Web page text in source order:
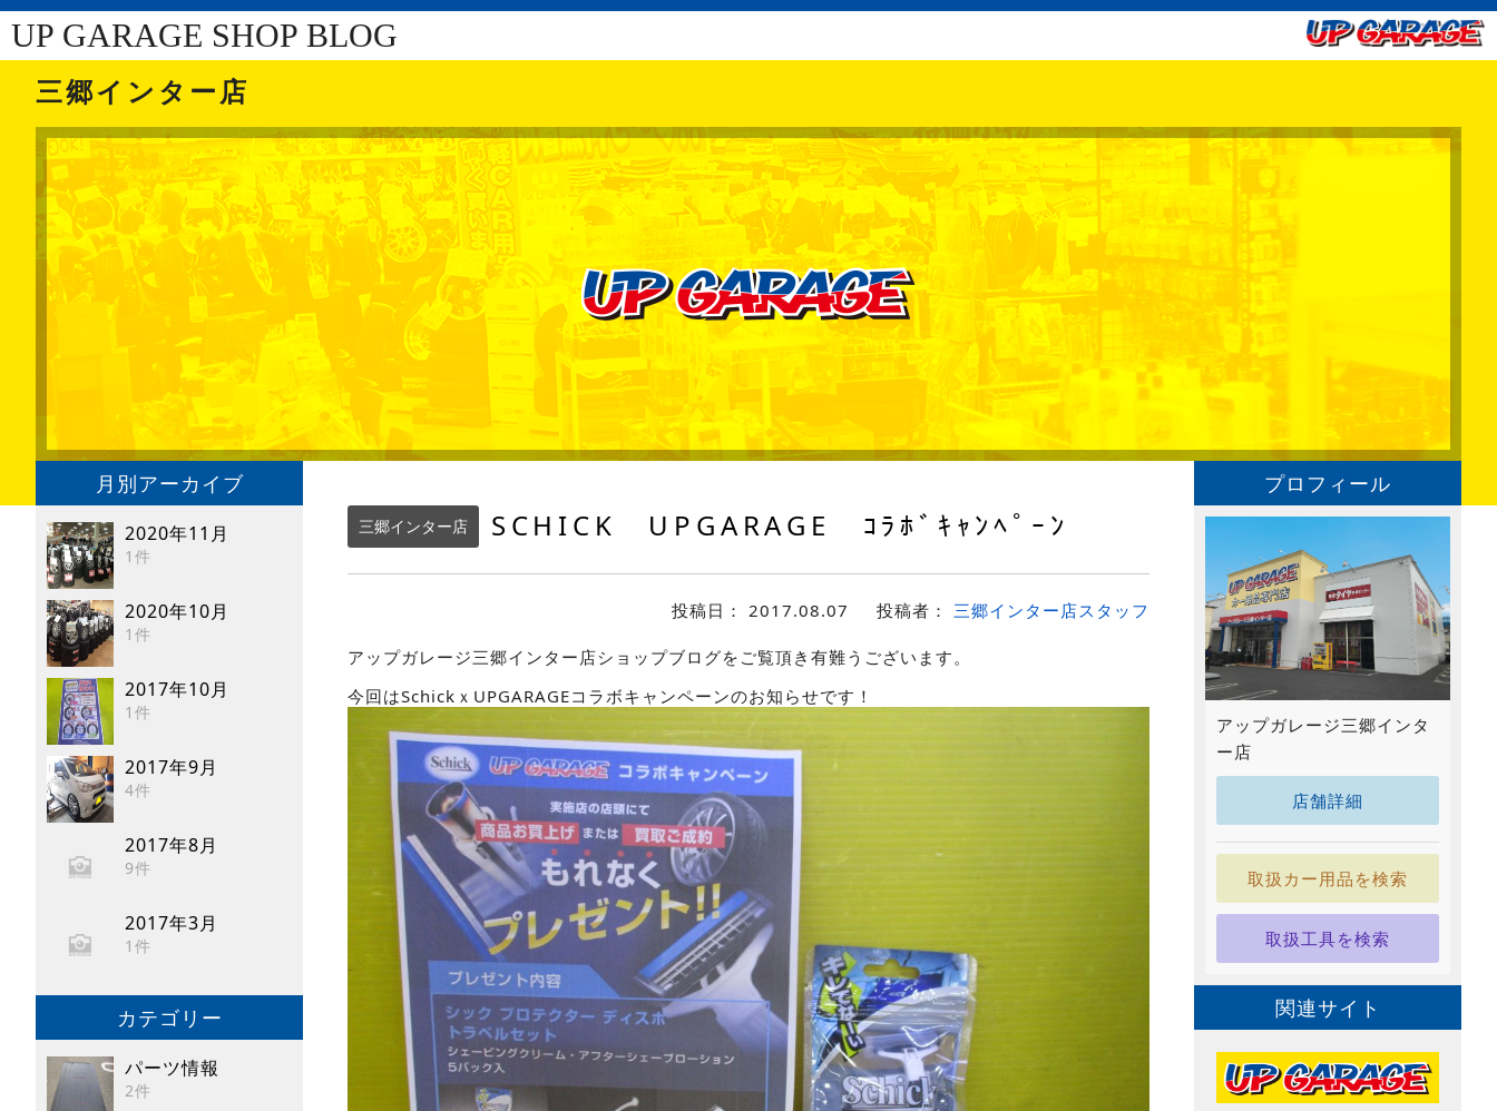
UP GARAGE SHOP BLOG
三郷インター店
月別アーカイブ
2020年11月
1件
2020年10月
1件
2017年10月
1件
2017年9月
4件
2017年8月
9件
2017年3月
1件
カテゴリー
パーツ情報
2件
三郷インター店 SCHICK UPGARAGE ｺﾗﾎﾞｷｬﾝﾍﾟｰﾝ
投稿日： 2017.08.07 投稿者： 三郷インター店スタッフ
アップガレージ三郷インター店ショップブログをご覧頂き有難うございます。
今回はSchickｘUPGARAGEコラボキャンペーンのお知らせです！
プロフィール
アップガレージ三郷インタ
ー店
店舗詳細
取扱カー用品を検索
取扱工具を検索
関連サイト